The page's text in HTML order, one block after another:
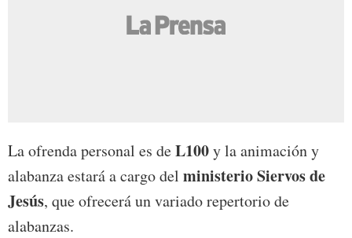
La ofrenda personal es deL100y la animación y
alabanza estará a cargo del ministerio Siervos de
Jesús, que ofrecerá un variado repertorio de
alabanzas.